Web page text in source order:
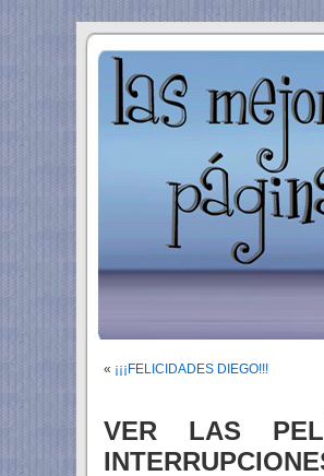
« ¡¡¡FELICIDADES DIEGO!!!
VER LAS